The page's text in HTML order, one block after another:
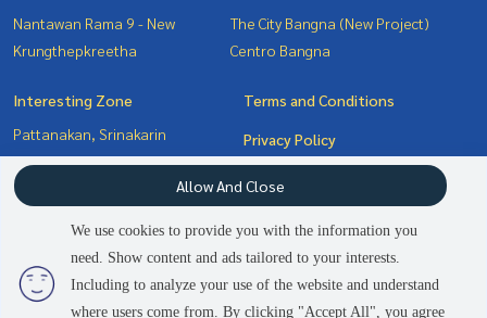
Nantawan Rama 9 - New
Krungthepkreetha
The City Bangna (New Project)
Centro Bangna
Interesting Zone
Pattanakan, Srinakarin
Witthayu, Chidlom, Langsuan,
Ploenchit
Bangna, Bearing, Lasalle
Terms and Conditions
Privacy Policy
About us
Contact
We use cookies to provide you with the information you
need. Show content and ads tailored to your interests.
Including to analyze your use of the website and understand
where users come from. By clicking "Accept All", you agree
Allow And Close